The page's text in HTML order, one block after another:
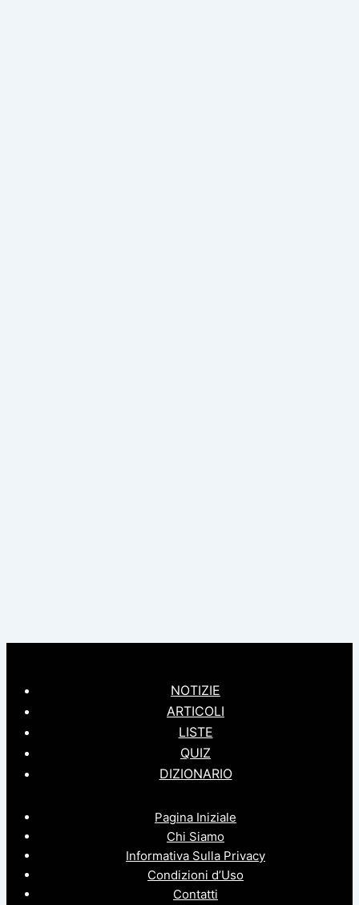
NOTIZIE
ARTICOLI
LISTE
QUIZ
DIZIONARIO
Pagina Iniziale
Chi Siamo
Informativa Sulla Privacy
Condizioni d’Uso
Contatti